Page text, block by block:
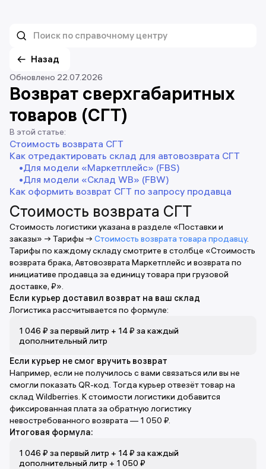
Назад
Обновлено 22.07.2026
Возврат сверхгабаритных
товаров (СГТ)
В этой статье:
Стоимость возврата СГТ
Как отредактировать склад для автовозврата СГТ
Для модели «Маркетплейс» (FBS)
Для модели «Склад WB» (FBW)
Как оформить возврат СГТ по запросу продавца
Стоимость возврата СГТ
Стоимость логистики указана в разделе «Поставки и
заказы» → Тарифы → Стоимость возврата товара продавцу.
Тарифы по каждому складу смотрите в столбце «Стоимость
возврата брака, Автовозврата Маркетплейс и возврата по
инициативе продавца за единицу товара при грузовой
доставке, ₽».
Если курьер доставил возврат на ваш склад
Логистика рассчитывается по формуле:
1 046 ₽ за первый литр + 14 ₽ за каждый
дополнительный литр
Если курьер не смог вручить возврат
Например, если не получилось с вами связаться или вы не
смогли показать QR-код. Тогда курьер отвезёт товар на
склад Wildberries. К стоимости логистики добавится
фиксированная плата за обратную логистику
невостребованного возврата — 1 050 ₽.
Итоговая формула:
1 046 ₽ за первый литр + 14 ₽ за каждый
дополнительный литр + 1 050 ₽